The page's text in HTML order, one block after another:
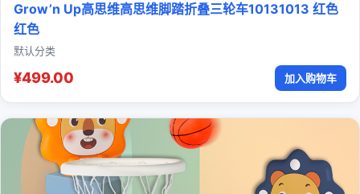
Grow’n Up高思维高思维脚踏折叠三轮车10131013 红色
红色
默认分类
¥499.00 加入购物车